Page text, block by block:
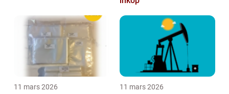
11 mars 2026 11 mars 2026